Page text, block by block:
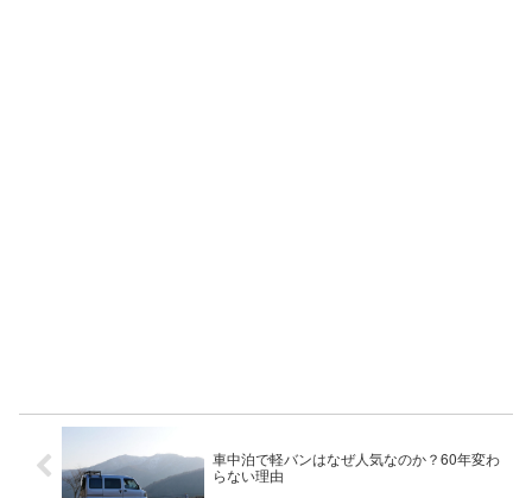
車中泊で軽バンはなぜ人気なのか？60年変わ
らない理由